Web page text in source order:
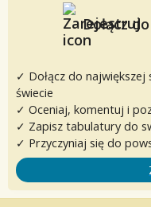
Dołącz
✓ Dołącz do największej
świecie
✓ Oceniaj, komentuj i
✓ Zapisz tabulatury do
✓ Przyczyniaj się do